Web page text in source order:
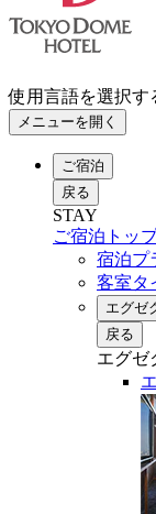
使用言語を選択す
メニューを開く
ご宿泊
戻る
STAY
ご宿泊トッ
宿泊プ
客室タ
エグゼ
戻る
エグゼ